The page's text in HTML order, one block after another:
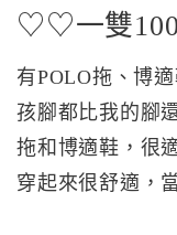
♡♡一雙
有POLO拖、博
孩腳都比我的腳
拖和博適鞋，很
穿起來很舒適，